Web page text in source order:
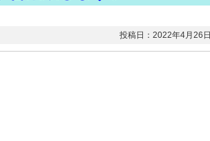
投稿日：2022年4月26日